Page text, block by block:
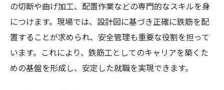
の切断や曲げ加工、配置作業などの専門的なスキルを身
につけます。現場では、設計図に基づき正確に鉄筋を配
置することが求められ、安全管理も重要な役割を担って
います。これにより、鉄筋工としてのキャリアを築くた
めの基盤を形成し、安定した就職を実現できます。